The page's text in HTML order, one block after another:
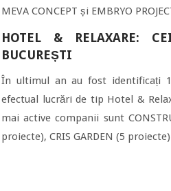
MEVA CONCEPT și EMBRYO
HOTEL & RELAXARE:
BUCUREȘTI
În ultimul an au fost identificați
efectual lucrări de tip Hotel &
mai active companii sunt
proiecte), CRIS GARDEN (5